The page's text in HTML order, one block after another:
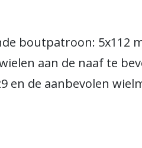
boutpatroon: 5x112
aan de naaf te
en de aanbevolen